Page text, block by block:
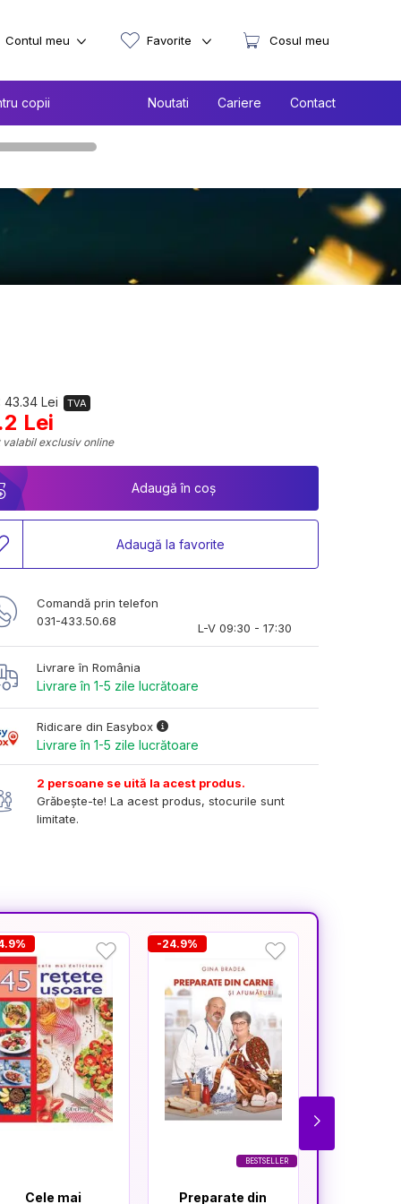
copii Noutati Cariere Contact
Contul meu Favorite Cosul meu
43.34 Lei TVA
Lei
valabil exclusiv online
Adaugă în coș
Adaugă la favorite
Comandă prin telefon
031-433.50.68
L-V 09:30 - 17:30
Livrare în România
Livrare în 1-5 zile lucrătoare
Ridicare din Easybox
Livrare în 1-5 zile lucrătoare
2 persoane se uită la acest produs.
Grăbește-te! La acest produs, stocurile sunt
limitate.
Cele mai
BESTSELLER
-24.9%
Preparate din